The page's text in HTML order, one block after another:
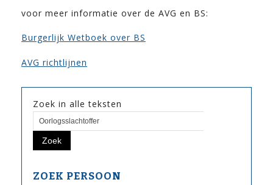
voor meer informatie over de AVG en BS:
Burgerlijk Wetboek over BS
AVG richtlijnen
Zoek in alle teksten
ZOEK PERSOON